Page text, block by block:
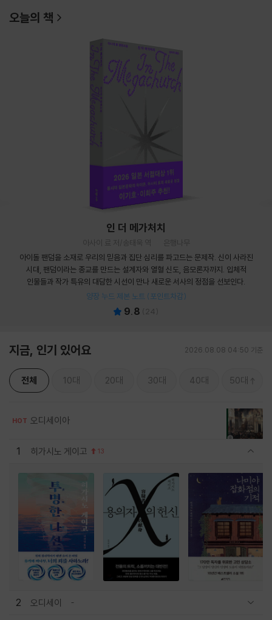
오늘의 책
인 더 메가처치
아사이 료 저/송태욱 역
은행나무
아이돌 팬덤을 소재로 우리의 믿음과 집단 심리를 파고드는 문제작. 신이 사라진
시대, 팬덤이라는 종교를 만드는 설계자와 열혈 신도, 음모론자까지. 입체적
인물들과 작가 특유의 대담한 시선이 만나 새로운 서사의 정점을 선보인다.
양장 누드 제본 노트 (포인트차감)
9.8 24
지금, 인기 있어요 2026.08.08 04:50 기준
전체 10대 20대 30대 40대 50대
HOT 오디세이아
1 히가시노 게이고 13
2 오디세이